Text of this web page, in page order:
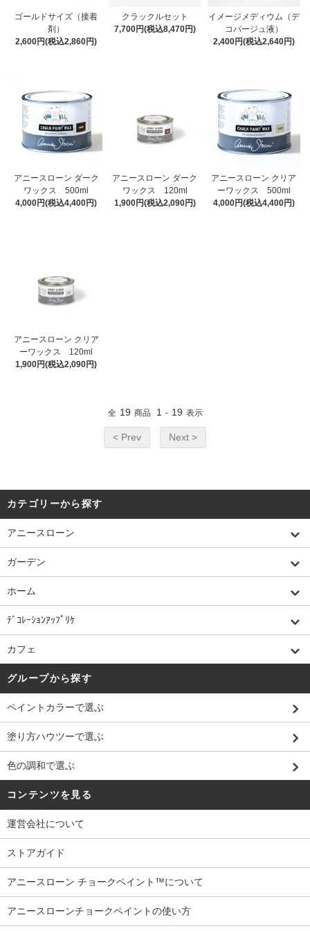
ゴールドサイズ（接着
剤）
2,600円(税込2,860円)
クラックルセット
7,700円(税込8,470円)
イメージメディウム（デ
コパージュ液）
2,400円(税込2,640円)
アニースローン ダーク
ワックス 500ml
4,000円(税込4,400円)
アニースローン ダーク
ワックス 120ml
1,900円(税込2,090円)
アニースローン クリア
ーワックス 500ml
4,000円(税込4,400円)
アニースローン クリア
ーワックス 120ml
1,900円(税込2,090円)
全 19 商品 1 - 19 表示
< Prev Next >
カテゴリーから探す
アニースローン
ガーデン
ホーム
ﾃﾞｺﾚｰｼｮﾝｱｯﾌﾟﾘｹ
カフェ
グループから探す
ペイントカラーで選ぶ
塗り方ハウツーで選ぶ
色の調和で選ぶ
コンテンツを見る
運営会社について
ストアガイド
アニースローン チョークペイント™について
アニースローンチョークペイントの使い方